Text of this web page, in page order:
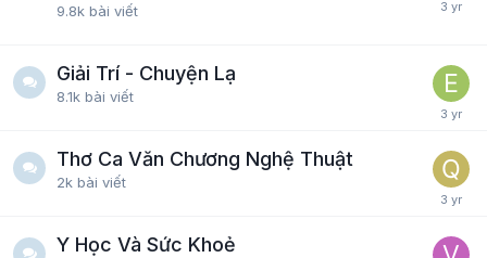
9.8k bài viết
Giải Trí - Chuyện Lạ
8.1k bài viết
Thơ Ca Văn Chương Nghệ Thuật
2k bài viết
Y Học Và Sức Khoẻ